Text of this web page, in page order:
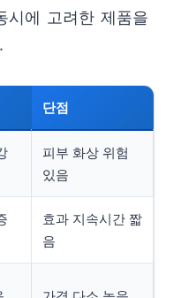
시에 고려한 제품을
단점
피부 화상 위험
있음
효과 지속시간 짧
음